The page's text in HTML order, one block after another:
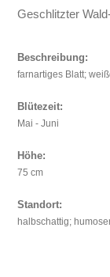
Geschlitzter
Beschreibung:
farnartiges Blatt;
Blütezeit:
Mai - Juni
Höhe:
75 cm
Standort:
halbschattig;